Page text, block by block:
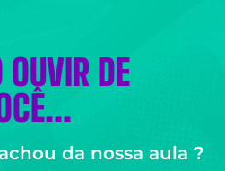
OUVIR DE
da nossa aula ?